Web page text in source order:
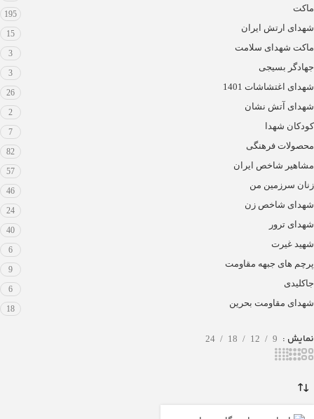
ماکت
195
شهدای ارتش ایران
15
ماکت شهدای سلامت
3
جهادگر بسیجی
3
شهدای اغتشاشات 1401
26
شهدای آتش نشان
2
کودکان شهدا
7
محصولات فرهنگی
82
مشاهیر شاخص ایران
57
زنان سرزمین من
46
شهدای شاخص زن
24
شهدای ترور
40
شهید غیرت
6
پرچم های جبهه مقاومت
9
جاکلیدی
6
شهدای مقاومت بحرین
18
نمایش 9
12
18
24